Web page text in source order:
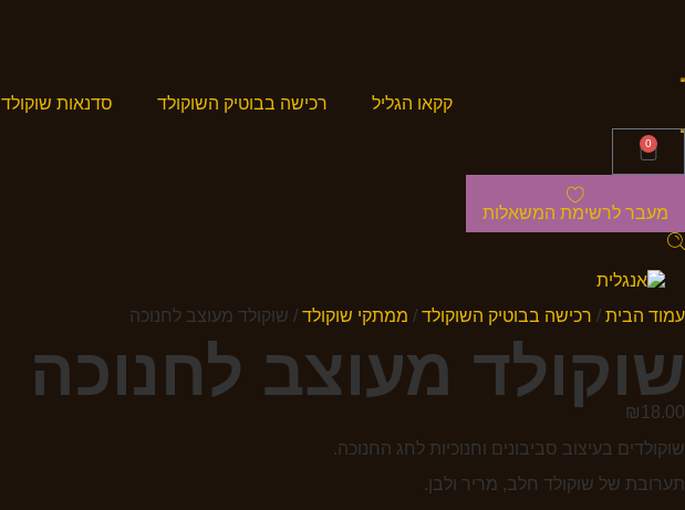
קקאו הגליל רכישה בבוטיק השוקולד סדנאות שוקולד
0
מעבר לרשימת המשאלות
עמוד הבית / רכישה בבוטיק השוקולד / ממתקי שוקולד / שוקולד מעוצב לחנוכה
שוקולד מעוצב לחנוכה
₪ 18.00
שוקולדים בעיצוב סביבונים וחנוכיות לחג החנוכה.
תערובת של שוקולד חלב, מריר ולבן.